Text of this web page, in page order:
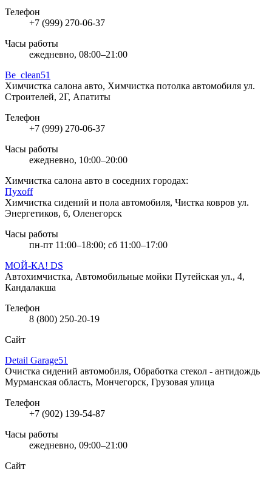
Телефон
+7 (999) 270-06-37
Часы работы
ежедневно, 08:00–21:00
Be_clean51
Химчистка салона авто, Химчистка потолка автомобиля ул.
Строителей, 2Г, Апатиты
Телефон
+7 (999) 270-06-37
Часы работы
ежедневно, 10:00–20:00
Химчистка салона авто в соседних городах:
Пухoff
Химчистка сидений и пола автомобиля, Чистка ковров ул.
Энергетиков, 6, Оленегорск
Часы работы
пн-пт 11:00–18:00; сб 11:00–17:00
МОЙ-КА! DS
Автохимчистка, Автомобильные мойки Путейская ул., 4,
Кандалакша
Телефон
8 (800) 250-20-19
Сайт
Detail Garage51
Очистка сидений автомобиля, Обработка стекол - антидождь
Мурманская область, Мончегорск, Грузовая улица
Телефон
+7 (902) 139-54-87
Часы работы
ежедневно, 09:00–21:00
Сайт